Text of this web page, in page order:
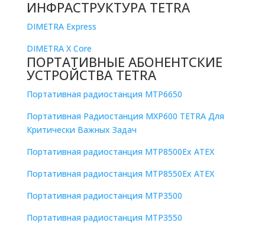
ИНФРАСТРУКТУРА TETRA
DIMETRA Express
DIMETRA X Core
ПОРТАТИВНЫЕ АБОНЕНТСКИЕ
УСТРОЙСТВА TETRA
Портативная радиостанция MTP6650
Портативная Радиостанция MXP600 TETRA Для
Критически Важных Задач
Портативная радиостанция MTP8500Ex ATEX
Портативная радиостанция MTP8550Ex ATEX
Портативная радиостанция MTP3500
Портативная радиостанция MTP3550